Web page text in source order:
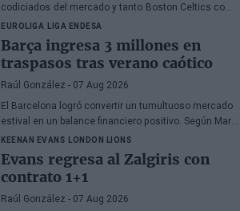
codiciados del mercado y tanto Boston Celtics como
Cleveland Cavaliers y Detroit Pistons estarían
interesados en hacerse con sus servicios
EUROLIGA LIGA ENDESA
Barça ingresa 3 millones en
traspasos tras verano caótico
Raúl González - 07 Aug 2026
El Barcelona logró convertir un tumultuoso mercado
estival en un balance financiero positivo. Según Marc
Mundet, la sección azulgrana ingresó cerca de tres
millones de euros procedentes de salidas de
jugadores, a pesar de un proceso de transferencias
marcado por la incertidumbre y los cambios de
última hora.
KEENAN EVANS LONDON LIONS
Evans regresa al Zalgiris con
contrato 1+1
Raúl González - 07 Aug 2026